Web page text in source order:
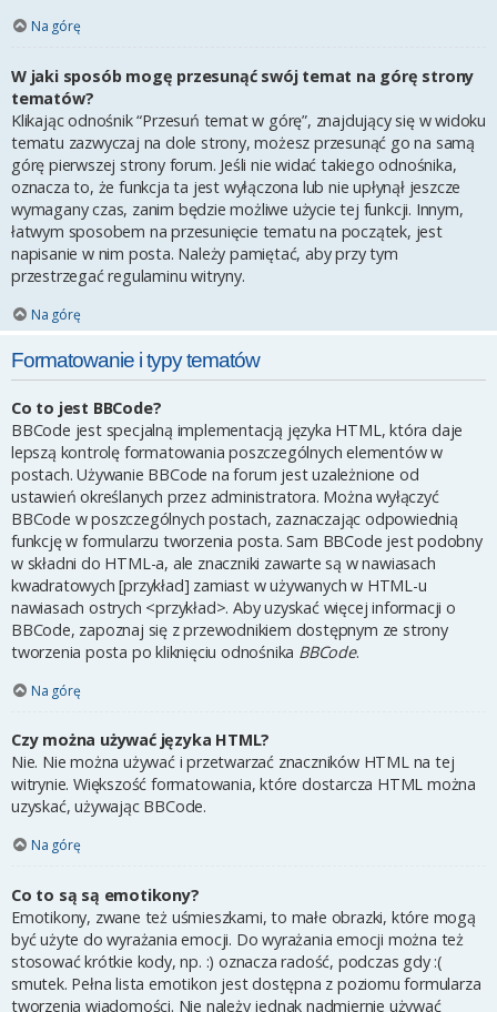
Na górę
W jaki sposób mogę przesunąć swój temat na górę strony
tematów?
Klikając odnośnik “Przesuń temat w górę”, znajdujący się w widoku
tematu zazwyczaj na dole strony, możesz przesunąć go na samą
górę pierwszej strony forum. Jeśli nie widać takiego odnośnika,
oznacza to, że funkcja ta jest wyłączona lub nie upłynął jeszcze
wymagany czas, zanim będzie możliwe użycie tej funkcji. Innym,
łatwym sposobem na przesunięcie tematu na początek, jest
napisanie w nim posta. Należy pamiętać, aby przy tym
przestrzegać regulaminu witryny.
Na górę
Formatowanie i typy tematów
Co to jest BBCode?
BBCode jest specjalną implementacją języka HTML, która daje
lepszą kontrolę formatowania poszczególnych elementów w
postach. Używanie BBCode na forum jest uzależnione od
ustawień określanych przez administratora. Można wyłączyć
BBCode w poszczególnych postach, zaznaczając odpowiednią
funkcję w formularzu tworzenia posta. Sam BBCode jest podobny
w składni do HTML-a, ale znaczniki zawarte są w nawiasach
kwadratowych [przykład] zamiast w używanych w HTML-u
nawiasach ostrych <przykład>. Aby uzyskać więcej informacji o
BBCode, zapoznaj się z przewodnikiem dostępnym ze strony
tworzenia posta po kliknięciu odnośnika BBCode.
Na górę
Czy można używać języka HTML?
Nie. Nie można używać i przetwarzać znaczników HTML na tej
witrynie. Większość formatowania, które dostarcza HTML można
uzyskać, używając BBCode.
Na górę
Co to są są emotikony?
Emotikony, zwane też uśmieszkami, to małe obrazki, które mogą
być użyte do wyrażania emocji. Do wyrażania emocji można też
stosować krótkie kody, np. :) oznacza radość, podczas gdy :(
smutek. Pełna lista emotikon jest dostępna z poziomu formularza
tworzenia wiadomości. Nie należy jednak nadmiernie używać